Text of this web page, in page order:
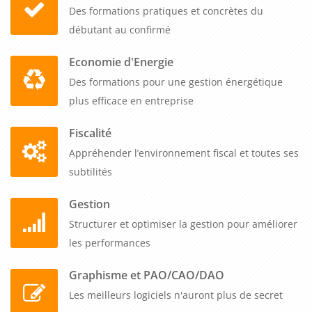
processus critiques. La gestion fine des permissions assure
que chaque utilisateur accède uniquement aux informations
conformité réglementaire et la confidentialité de vos données
sensibles.
formation sharepoint avancé : personnalisation,
gestion des flux de travail et des permissions en 1 journée
adopte un format intensif spécialement conçu pour les
professionnels ayant déjà une pratique régulière de
certifiés avec une expérience terrain significative, ont
structuré cette journée autour de cas pratiques complexes
inspirés de situations réelles d'entreprise : création d'un
mise en place d'un workflow de validation de documents
multi-étapes avec notifications automatiques, configuration
Des formations pratiques et concrètes du
débutant au confirmé
Economie d'Energie
Des formations pour une gestion énergétique
plus efficace en entreprise
Fiscalité
Appréhender l’environnement fiscal et toutes ses
subtilités
Gestion
Structurer et optimiser la gestion pour améliorer
les performances
Graphisme et PAO/CAO/DAO
Les meilleurs logiciels n'auront plus de secret